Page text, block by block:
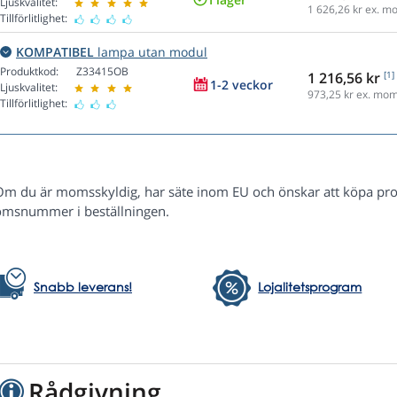
Tillförlitlighet:
1 626,26 kr ex.
KOMPATIBEL lampa utan modul
Produktkod:
Ljuskvalitet:
Tillförlitlighet:
Z33415OB
1-2 veckor 1 216,56 kr [1]
973,25 kr ex.
du är momsskyldig, har säte inom EU och önskar att köpa
i beställningen.
Snabb leverans! Lojalitetsprogram